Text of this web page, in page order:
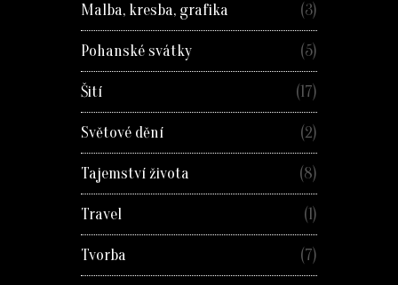
Malba, kresba, grafika (3)
Pohanské svátky (5)
Šití (17)
Světové dění (2)
Tajemství života (8)
Travel (1)
Tvorba (7)